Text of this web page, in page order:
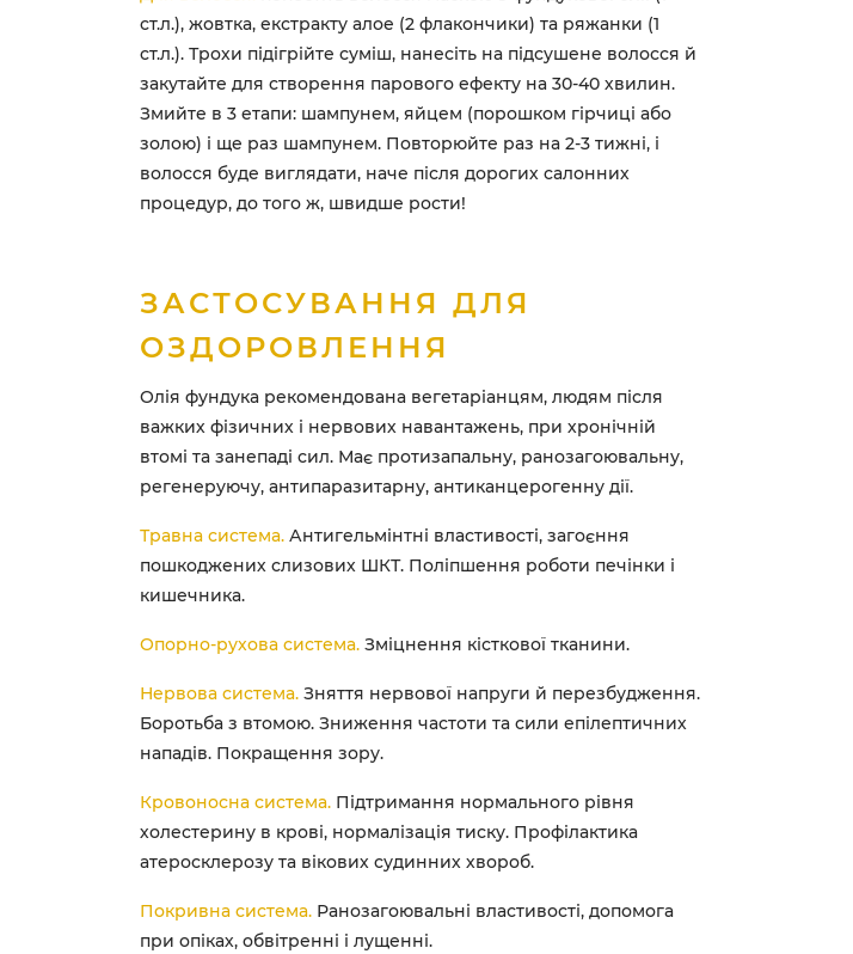
ст.л.), жовтка, екстракту алое (2 флакончики) та ряжанки (1
ст.л.). Трохи підігрійте суміш, нанесіть на підсушене волосся й
закутайте для створення парового ефекту на 30-40 хвилин.
Змийте в 3 етапи: шампунем, яйцем (порошком гірчиці або
золою) і ще раз шампунем. Повторюйте раз на 2-3 тижні, і
волосся буде виглядати, наче після дорогих салонних
процедур, до того ж, швидше рости!
ЗАСТОСУВАННЯ ДЛЯ
ОЗДОРОВЛЕННЯ
Олія фундука рекомендована вегетаріанцям, людям після
важких фізичних і нервових навантажень, при хронічній
втомі та занепаді сил. Має протизапальну, ранозагоювальну,
регенеруючу, антипаразитарну, антиканцерогенну дії.
Травна система. Антигельмінтні властивості, загоєння
пошкоджених слизових ШКТ. Поліпшення роботи печінки і
кишечника.
Опорно-рухова система. Зміцнення кісткової тканини.
Нервова система. Зняття нервової напруги й перезбудження.
Боротьба з втомою. Зниження частоти та сили епілептичних
нападів. Покращення зору.
Кровоносна система. Підтримання нормального рівня
холестерину в крові, нормалізація тиску. Профілактика
атеросклерозу та вікових судинних хвороб.
Покривна система. Ранозагоювальні властивості, допомога
при опіках, обвітренні і лущенні.